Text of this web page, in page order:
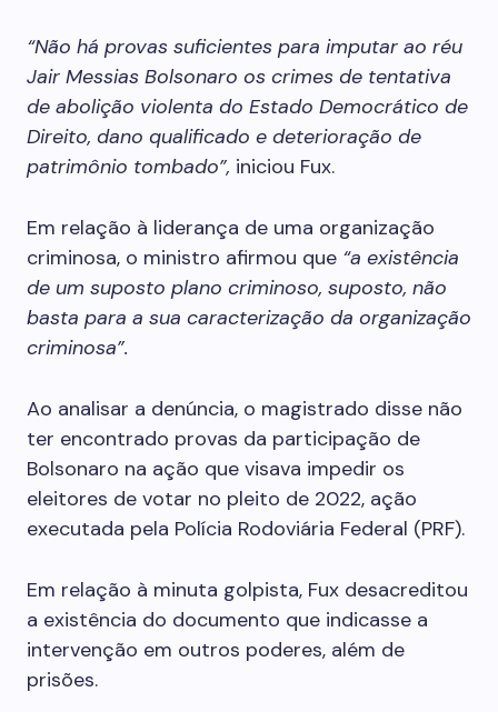
“Não há provas suficientes para imputar ao réu
Jair Messias Bolsonaro os crimes de tentativa
de abolição violenta do Estado Democrático de
Direito, dano qualificado e deterioração de
patrimônio tombado”, iniciou Fux.
Em relação à liderança de uma organização
criminosa, o ministro afirmou que “a existência
de um suposto plano criminoso, suposto, não
basta para a sua caracterização da organização
criminosa”.
Ao analisar a denúncia, o magistrado disse não
ter encontrado provas da participação de
Bolsonaro na ação que visava impedir os
eleitores de votar no pleito de 2022, ação
executada pela Polícia Rodoviária Federal (PRF).
Em relação à minuta golpista, Fux desacreditou
a existência do documento que indicasse a
intervenção em outros poderes, além de
prisões.